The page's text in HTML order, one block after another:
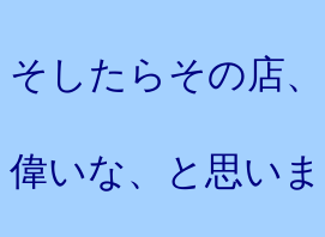
そしたらその店
偉いな、と思いま